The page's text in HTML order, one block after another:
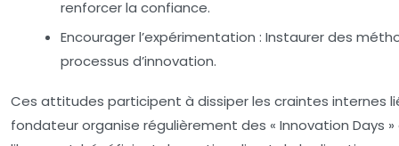
renforcer la confiance.
Encourager l’expérimentation : Instaurer des
processus d’innovation.
Ces attitudes participent à dissiper les craintes internes
fondateur organise régulièrement des « Innovation